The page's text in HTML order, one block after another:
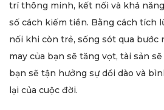
trí thông minh, kết nối và khả
số cách kiếm tiền. Bằng cách tích
nối khi còn trẻ, sống sót qua bước
may của bạn sẽ tăng vọt, tài sản
bạn sẽ tận hưởng sự dồi dào và
lại của cuộc đời.